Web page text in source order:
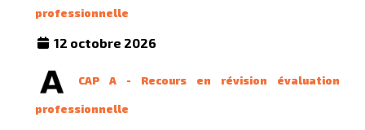
professionnelle
12 octobre 2026
CAP A - Recours en révision évaluation
professionnelle